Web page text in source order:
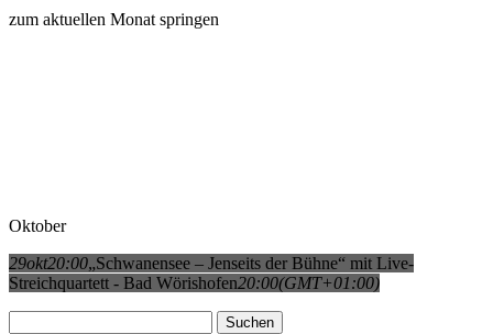
zum aktuellen Monat springen
Oktober
29okt20:00„Schwanensee – Jenseits der Bühne“ mit Live-
Streichquartett - Bad Wörishofen20:00(GMT+01:00)